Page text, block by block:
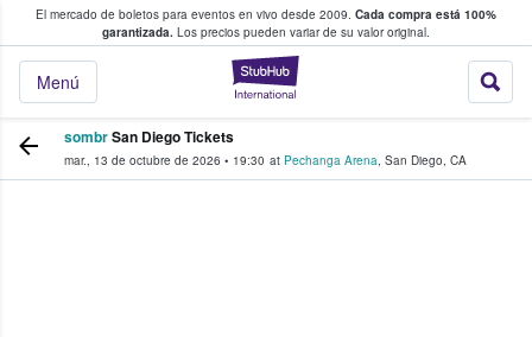
El mercado de boletos para eventos en vivo desde 2009. Cada compra está 100%
garantizada. Los precios pueden variar de su valor original.
StubHub: donde
Menú
fans compran y venden boletos
sombrSan Diego Tickets
mar., 13 de octubre de 2026 • 19:30 at Pechanga Arena, San Diego, CA